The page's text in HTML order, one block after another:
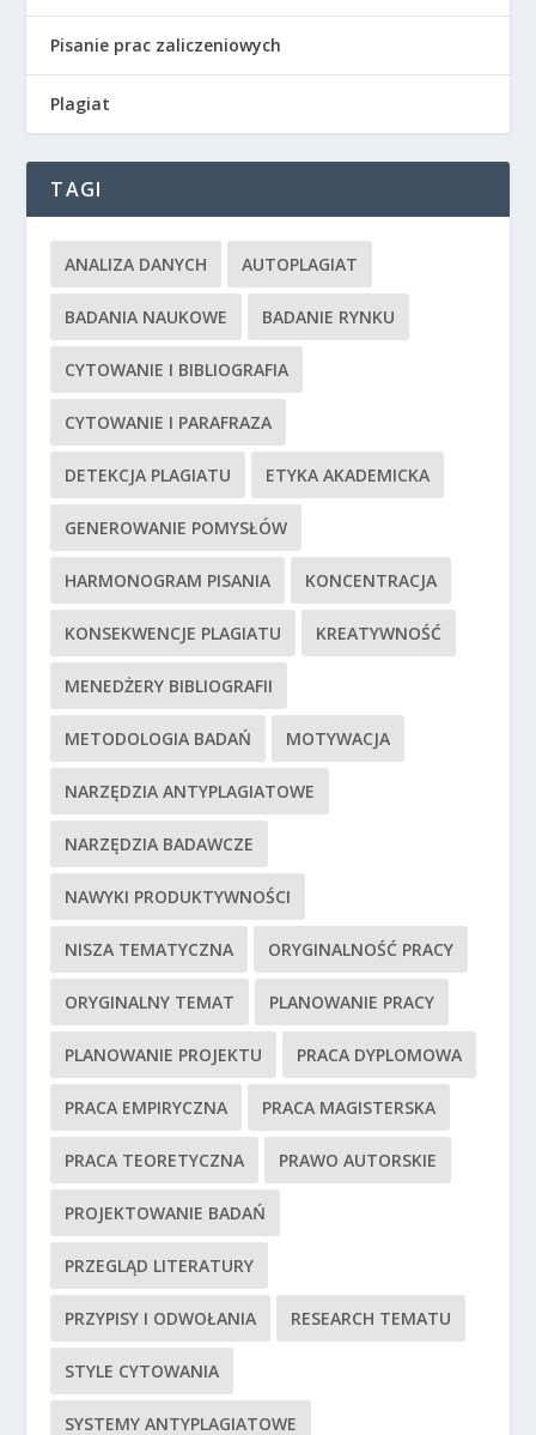
Pisanie prac zaliczeniowych
Plagiat
TAGI
ANALIZA DANYCH AUTOPLAGIAT
BADANIA NAUKOWE BADANIE RYNKU
CYTOWANIE I BIBLIOGRAFIA
CYTOWANIE I PARAFRAZA
DETEKCJA PLAGIATU ETYKA AKADEMICKA
GENEROWANIE POMYSŁÓW
HARMONOGRAM PISANIA KONCENTRACJA
KONSEKWENCJE PLAGIATU KREATYWNOŚĆ
MENEDŻERY BIBLIOGRAFII
METODOLOGIA BADAŃ MOTYWACJA
NARZĘDZIA ANTYPLAGIATOWE
NARZĘDZIA BADAWCZE
NAWYKI PRODUKTYWNOŚCI
NISZA TEMATYCZNA ORYGINALNOŚĆ PRACY
ORYGINALNY TEMAT PLANOWANIE PRACY
PLANOWANIE PROJEKTU PRACA DYPLOMOWA
PRACA EMPIRYCZNA PRACA MAGISTERSKA
PRACA TEORETYCZNA PRAWO AUTORSKIE
PROJEKTOWANIE BADAŃ
PRZEGLĄD LITERATURY
PRZYPISY I ODWOŁANIA RESEARCH TEMATU
STYLE CYTOWANIA
SYSTEMY ANTYPLAGIATOWE